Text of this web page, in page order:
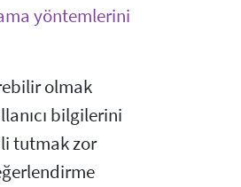
yöntemlerini
olmak
bilgilerini
tutmak zor